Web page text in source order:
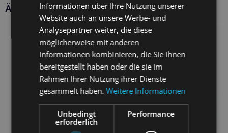
Ähnliche Produkte
Informationen über Ihre Nutzung unserer
Website auch an unsere Werbe- und
Analysepartner weiter, die diese
möglicherweise mit anderen
Informationen kombinieren, die Sie ihnen
bereitgestellt haben oder die sie im
Rahmen Ihrer Nutzung ihrer Dienste
gesammelt haben.Weitere Informationen
Unbedingt
erforderlich
Performance